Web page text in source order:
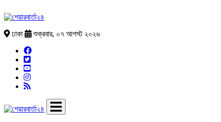
ঢাকা শুক্রবার, ০৭ আগস্ট ২০২৬